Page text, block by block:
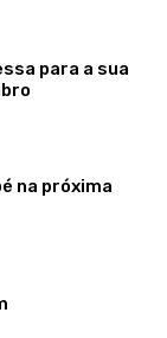
para a sua
na próxima